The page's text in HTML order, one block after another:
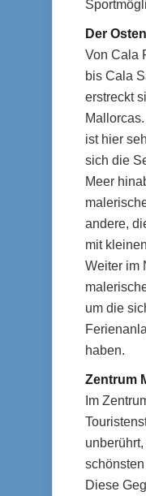
Der
Von Cala
bis Cala
erstreckt
ist hier
sich die
Meer
andere,
mit
Weiter im
um die
haben.
Zentrum
Im
Diese